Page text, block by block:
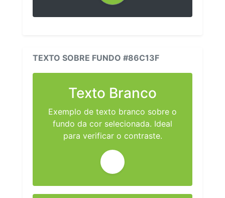
TEXTO SOBRE FUNDO #86C13F
Texto Branco
Exemplo de texto branco sobre o
fundo da cor selecionada. Ideal
para verificar o contraste.